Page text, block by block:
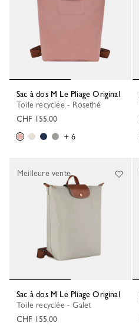
Sac à dos M Le Pliage Original
Toile recyclée - Rosethé
CHF 155,00
+ 6
Sac à dos M Le Pliage Original
Toile recyclée - Galet
CHF 155,00
Meilleure vente